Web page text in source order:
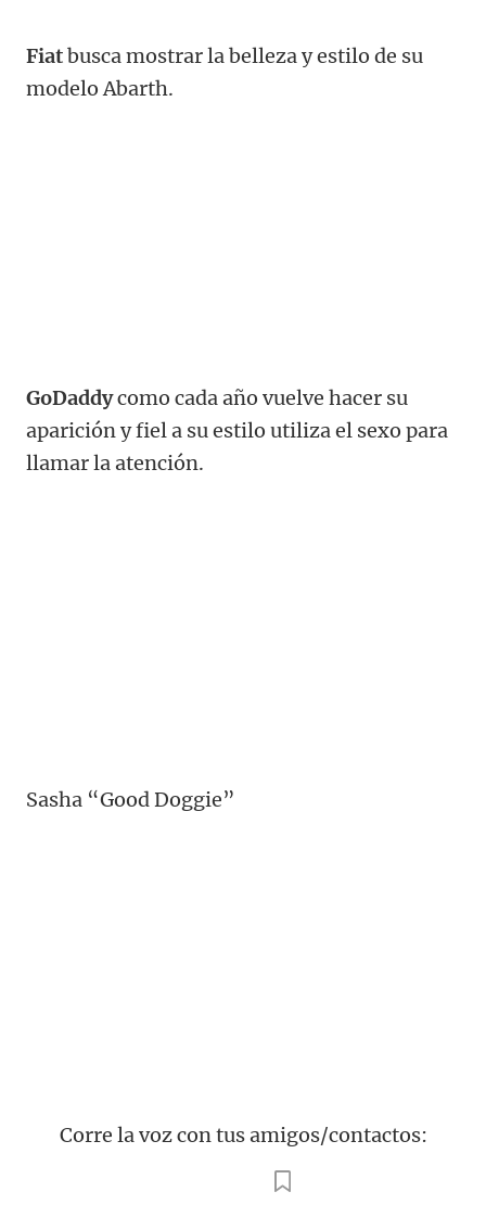
Fiatbusca mostrar la belleza y estilo de su
modelo Abarth.
GoDaddycomo cada año vuelve hacer su
aparición y fiel a su estilo utiliza el sexo para
llamar la atención.
Sasha “Good Doggie”
Corre la voz con tus amigos/contactos: